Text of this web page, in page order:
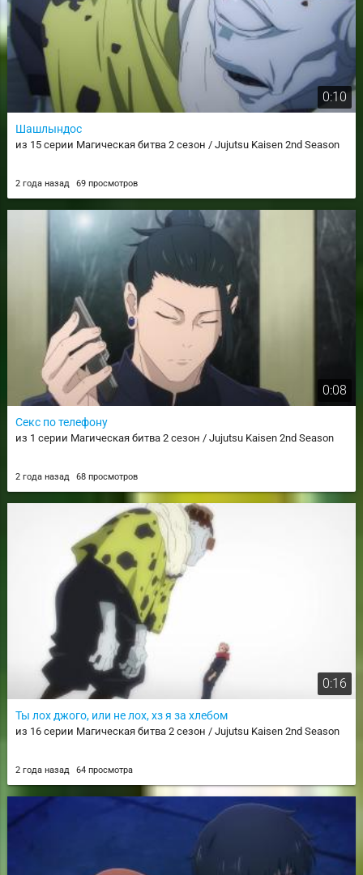
0:10
Шашлындос
из 15 серии Магическая битва 2 сезон / Jujutsu Kaisen 2nd Season
2 года назад 69 просмотров
0:08
Секс по телефону
из 1 серии Магическая битва 2 сезон / Jujutsu Kaisen 2nd Season
2 года назад 68 просмотров
0:16
Ты лох джого, или не лох, хз я за хлебом
из 16 серии Магическая битва 2 сезон / Jujutsu Kaisen 2nd Season
2 года назад 64 просмотра